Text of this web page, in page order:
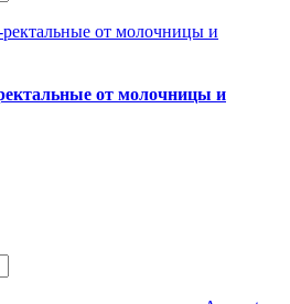
от молочницы и